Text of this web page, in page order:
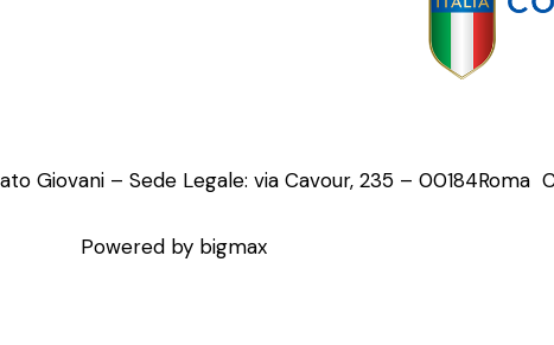
Giovani – Sede Legale: via Cavour, 235 – 00184Roma
Powered by bigmax